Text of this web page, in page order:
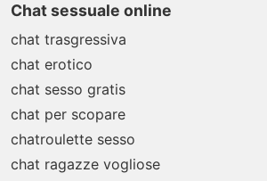
Chat sessuale online
chat trasgressiva
chat erotico
chat sesso gratis
chat per scopare
chatroulette sesso
chat ragazze vogliose